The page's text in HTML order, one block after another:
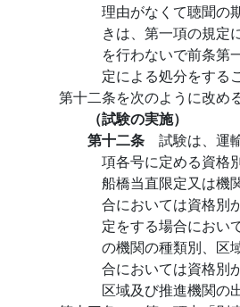
理由がなくて聴聞の
きは、第一項の規定
を行わないで前条第
定による処分をする
第十二条を次のように改める
（試験の実施）
第十二条 試験は、運
項各号に定める資格
船橋当直限定又は機
合においては資格別
定をする場合におい
の機関の種類別、区
合においては資格別
区域及び推進機関の